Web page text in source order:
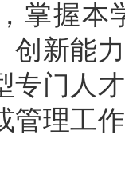
掌握
创新能
专门人
管理工